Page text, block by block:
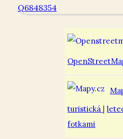
Q6848354
turistická
|
fotkami